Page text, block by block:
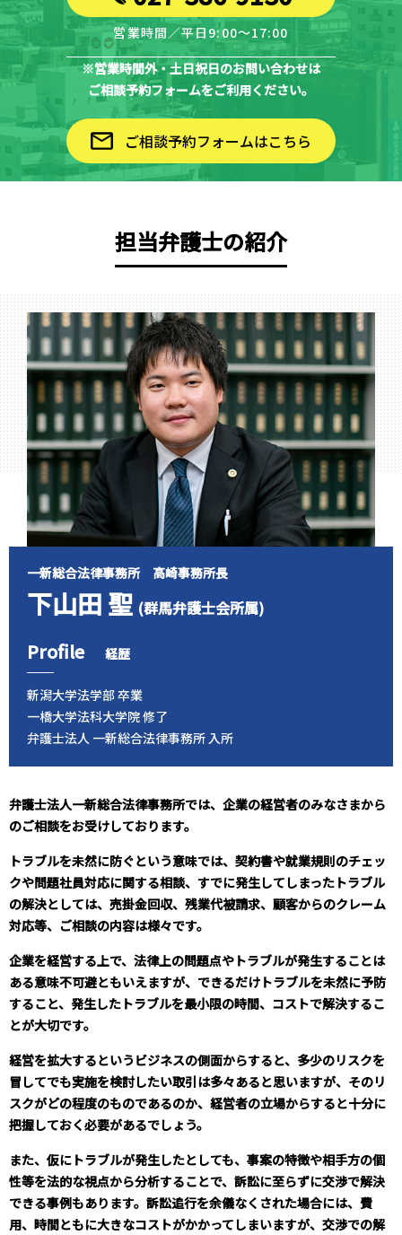
営業時間／平日9:00～17:00
※営業時間外・土日祝日のお問い合わせは
ご相談予約フォームをご利用ください。
ご相談予約フォームはこちら
担当弁護士の紹介
一新総合法律事務所 高崎事務所長
下山田 聖 (群馬弁護士会所属)
Profile 経歴
新潟大学法学部 卒業
一橋大学法科大学院 修了
弁護士法人 一新総合法律事務所 入所
弁護士法人一新総合法律事務所では、企業の経営者のみなさまから
のご相談をお受けしております。
トラブルを未然に防ぐという意味では、契約書や就業規則のチェッ
クや問題社員対応に関する相談、すでに発生してしまったトラブル
の解決としては、売掛金回収、残業代被請求、顧客からのクレーム
対応等、ご相談の内容は様々です。
企業を経営する上で、法律上の問題点やトラブルが発生することは
ある意味不可避ともいえますが、できるだけトラブルを未然に予防
すること、発生したトラブルを最小限の時間、コストで解決するこ
とが大切です。
経営を拡大するというビジネスの側面からすると、多少のリスクを
冒してでも実施を検討したい取引は多々あると思いますが、そのリ
スクがどの程度のものであるのか、経営者の立場からすると十分に
把握しておく必要があるでしょう。
また、仮にトラブルが発生したとしても、事案の特徴や相手方の個
性等を法的な視点から分析することで、訴訟に至らずに交渉で解決
できる事例もあります。訴訟追行を余儀なくされた場合には、費
用、時間ともに大きなコストがかかってしまいますが、交渉での解